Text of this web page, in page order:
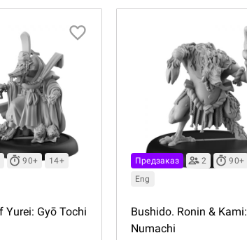
90+
14+
Yurei: Gyō Tochi
Предзаказ 2 90+
Eng
Bushido. Ronin & Kami:
Numachi